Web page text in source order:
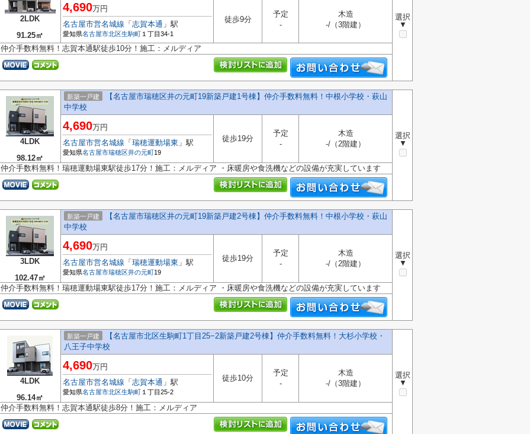
2LDK
91.25㎡
選択
▼
4,690万円
名古屋市営名城線 「 志賀本通 」駅
愛知県名古屋市北区生駒町 １丁目34-1
徒歩9分
予定
-
木造
-/（3階建）
仲介手数料無料！志賀本通駅徒歩10分！施工：メルディア
4LDK
98.12㎡
新築一戸建
【名古屋市瑞穂区井の元町19新築戸建1号棟】仲介手数料無料！中根小学校・萩山
中学校
選択
▼
4,690万円
名古屋市営名城線 「 瑞穂運動場東 」駅
愛知県名古屋市瑞穂区井の元町19
徒歩19分
予定
-
木造
-/（2階建）
仲介手数料無料！瑞穂運動場東駅徒歩17分！施工：メルディア ・床暖房や食洗機などの設備が充実しています
3LDK
102.47㎡
新築一戸建
【名古屋市瑞穂区井の元町19新築戸建2号棟】仲介手数料無料！中根小学校・萩山
中学校
選択
▼
4,690万円
名古屋市営名城線 「 瑞穂運動場東 」駅
愛知県名古屋市瑞穂区井の元町19
徒歩19分
予定
-
木造
-/（2階建）
仲介手数料無料！瑞穂運動場東駅徒歩17分！施工：メルディア ・床暖房や食洗機などの設備が充実しています
4LDK
96.14㎡
新築一戸建
【名古屋市北区生駒町1丁目25−2新築戸建2号棟】仲介手数料無料！大杉小学校・
八王子中学校
選択
▼
4,690万円
名古屋市営名城線 「 志賀本通 」駅
愛知県名古屋市北区生駒町 １丁目25-2
徒歩10分
予定
-
木造
-/（3階建）
仲介手数料無料！志賀本通駅徒歩8分！施工：メルディア